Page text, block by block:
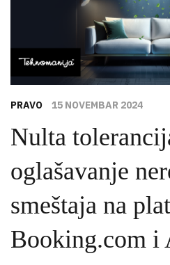
PRAVO 15 NOVEMBAR 2024
Nulta
oglašavanje
smeštaja na
Booking.com i